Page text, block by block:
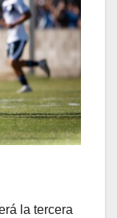
la tercera